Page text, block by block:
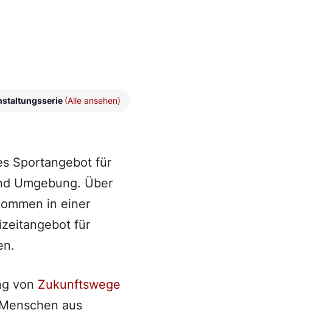
(Alle ansehen)
Sportangebot für
Umgebung. Über
in einer
für
von Zukunftswege
aus